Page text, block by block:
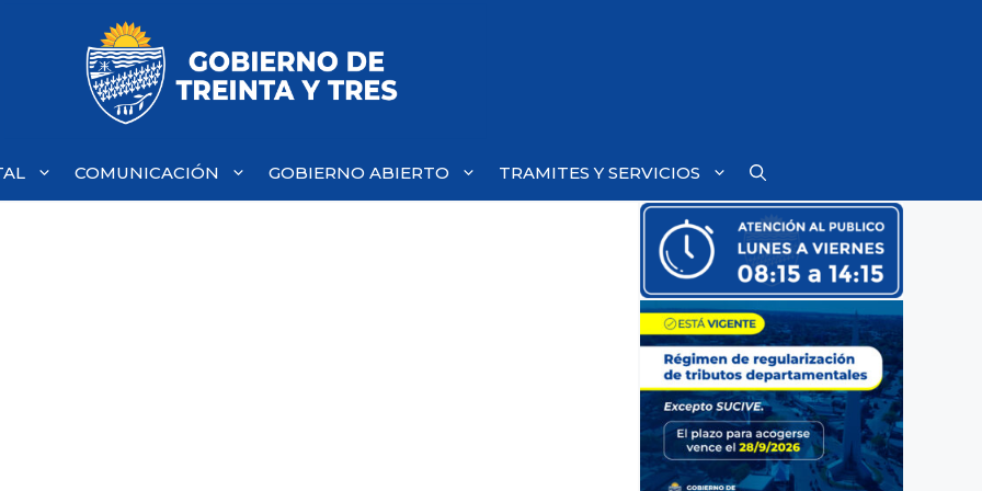
COMUNICACIÓN GOBIERNO ABIERTO TRAMITES Y SERVICIOS